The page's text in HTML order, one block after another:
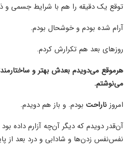
توقع یک دقیقه را هم با شرایط جسمی و
آرام شده بودم و خوشحال بودم.
روزهای بعد هم تکرارش کردم.
هرموقع می‌دویدم بعدش بهتر و
می‌نوشتم.
امروز ناراحت بودم. و باز هم دویدم.
آن‌قدر دویدم که دیگر آن‌چه آزارم داده
نفس‌نفس‌ زدن‌ها و شادابی و درد بعد از